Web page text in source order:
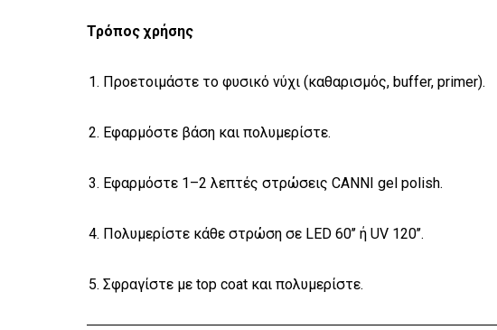
Τρόπος χρήσης
Προετοιμάστε το φυσικό νύχι (καθαρισμός, buffer, primer).
Εφαρμόστε βάση και πολυμερίστε.
Εφαρμόστε 1–2 λεπτές στρώσεις CANNI gel polish.
Πολυμερίστε κάθε στρώση σε LED 60’’ ή UV 120’’.
Σφραγίστε με top coat και πολυμερίστε.